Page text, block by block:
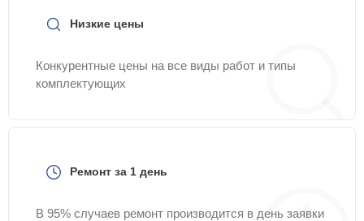
Низкие цены
Конкурентные цены на все виды работ и типы
комплектующих
Ремонт за 1 день
В 95% случаев ремонт производится в день заявки